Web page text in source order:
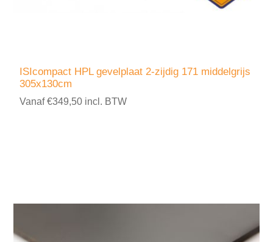
ISIcompact HPL gevelplaat 2-zijdig 171 middelgrijs
305x130cm
Vanaf €349,50 incl. BTW